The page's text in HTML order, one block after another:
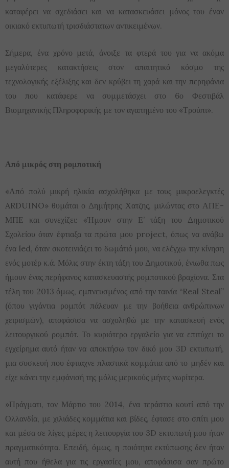
καταφέρει να σχεδιάσει και να κατασκευάσει μόνος του έναν
οικιακό εκτυπωτή τρισδιάστατων αντικειμένων.
Σήμερα, ένα χρόνο μετά, άνοιξε τα φτερά του για να ακόμα
μεγαλύτερες κατακτήσεις στον απαιτητικό κόσμο της
τεχνολογικής εξέλιξης και δεν κρύβει τη χαρά και την περηφάνια
του που κατάφερε να συμμετάσχει στο 6ο Φεστιβάλ
Βιομηχανικής Πληροφορικής με τον αγαπημένο του «Τρούπι».
Από μικρός στη ρομποτική
«Από πολύ μικρή ηλικία ασχολήθηκα με τους μικροελεγκτές
ARDUINO» θυμάται ο Δημήτρης Χατζης, μιλώντας στο ΑΠΕ-
ΜΠΕ και συνεχίζει: «Ήμουν στην Ε’ τάξη του Δημοτικού
Σχολείου όταν έφτιαξα τα πρώτα μου project, όπως να ανάβω
ένα led, όταν σκοτεινιάζει το δωμάτιό μου, να ελέγχω την κίνηση
ενός μοτέρ κ.ά. Μόλις στην έκτη τάξη του Δημοτικού, ένιωθα πως
ήμουν ένας περήφανος κατασκευαστής ρομποτικού βραχίονα. Στα
τέλη του 2013 όμως, εμπνευσμένος από την ταινία “Real Steal”
(όπου γιγάντια ρομπότ πάλευαν με την βοήθεια ανθρώπινων
χειρισμών), αποφάσισα να ασχοληθώ με την κατασκευή ενός
λειτουργικού ρομπότ. Το κυριότερο εργαλείο για να επιτύχει το
εγχείρημα αυτό ήταν να αποκτήσω τον δικό μου 3D εκτυπωτή,
μια συσκευή που έφτιαχνε πλαστικά κομμάτια από το μηδέν και
είχε κάνει την εμφάνισή της μόλις μερικούς μήνες νωρίτερα.
»Πράγματι, τον Μάρτιο του 2014, ένα τεράστιο κουτί από την
Ολλανδία, με χιλιάδες κομμάτια και βίδες, έφτασε στο σπίτι μου
και μέσα σε λίγες μέρες η λειτουργία του 3D εκτυπωτή μου ήταν
πραγματικότητα. Επειδή, όμως, η ποιότητα εκτύπωσης δεν ήταν
αυτή που ήθελα για τις εργασίες μου, αποφάσισα σαν πρώτο